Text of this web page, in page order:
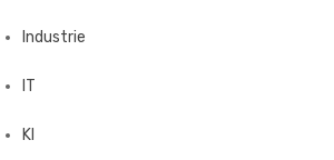
Industrie
IT
KI